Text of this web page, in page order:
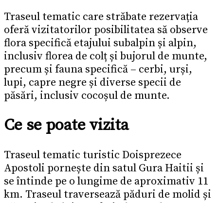
Traseul tematic care străbate rezervația
oferă vizitatorilor posibilitatea să observe
flora specifică etajului subalpin și alpin,
inclusiv florea de colț și bujorul de munte,
precum și fauna specifică – cerbi, urși,
lupi, capre negre și diverse specii de
păsări, inclusiv cocoșul de munte.
Ce se poate vizita
Traseul tematic turistic Doisprezece
Apostoli pornește din satul Gura Haitii și
se întinde pe o lungime de aproximativ 11
km. Traseul traversează păduri de molid și